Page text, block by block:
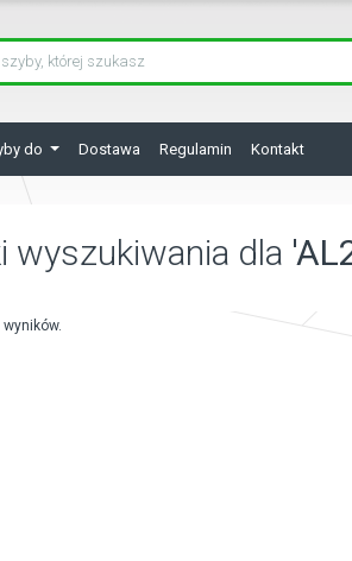
do Dostawa Regulamin Kontakt
wyszukiwania dla